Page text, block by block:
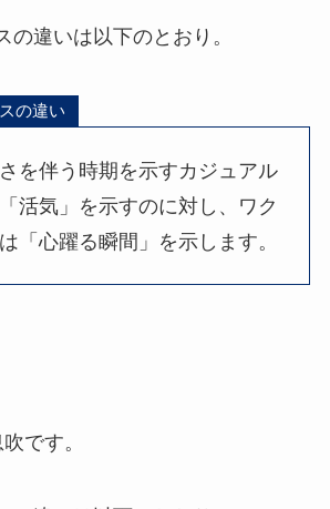
の違いは以下のとおり。
の違い
を伴う時期を示すカジュアル
活気」を示すのに対し、ワク
「心躍る瞬間」を示します。
です。